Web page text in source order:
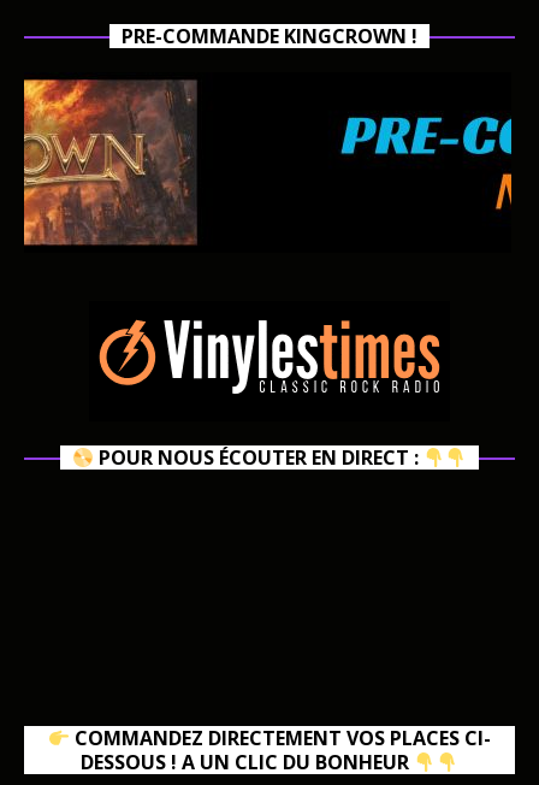
PRE-COMMANDE KINGCROWN !
POUR NOUS ÉCOUTER EN DIRECT :
COMMANDEZ DIRECTEMENT VOS PLACES CI-
DESSOUS ! A UN CLIC DU BONHEUR